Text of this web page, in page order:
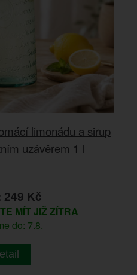
limonádu a sirup
uzávěrem 1 l
249 Kč
MÍT JIŽ ZÍTRA
do: 7.8.